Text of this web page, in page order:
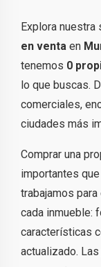
Explora nuestra
en venta en
tenemos 0
lo que buscas.
comerciales,
ciudades más
Comprar una
importantes
trabajamos
cada inmueble:
características
actualizado.